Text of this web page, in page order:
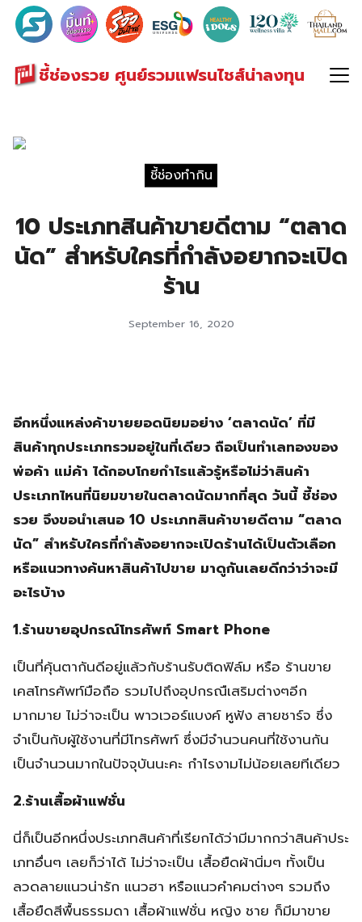
ชี้ช่องรวย ศูนย์รวมแฟรนไชส์น่าลงทุน
Search
for:
ชี้ช่องทำกิน
10 ประเภทสินค้าขายดีตาม “ตลาด
นัด” สำหรับใครที่กำลังอยากจะเปิด
ร้าน
September 16, 2020
อีกหนึ่งแหล่งค้าขายยอดนิยมอย่าง ‘ตลาดนัด’ ที่มี
สินค้าทุกประเภทรวมอยู่ในที่เดียว ถือเป็นทำเลทองของ
พ่อค้า แม่ค้า ได้กอบโกยกำไรแล้วรู้หรือไม่ว่าสินค้า
ประเภทไหนที่นิยมขายในตลาดนัดมากที่สุด วันนี้ ชี้ช่อง
รวย จึงขอนำเสนอ 10 ประเภทสินค้าขายดีตาม “ตลาด
นัด” สำหรับใครที่กำลังอยากจะเปิดร้านได้เป็นตัวเลือก
หรือแนวทางค้นหาสินค้าไปขาย มาดูกันเลยดีกว่าว่าจะมี
อะไรบ้าง
1.ร้านขายอุปกรณ์โทรศัพท์ Smart Phone
เป็นที่คุ้นตากันดีอยู่แล้วกับร้านรับติดฟิล์ม หรือ ร้านขาย
เคสโทรศัพท์มือถือ รวมไปถึงอุปกรณืเสริมต่างๆอีก
มากมาย ไม่ว่าจะเป็น พาวเวอร์แบงค์ หูฟัง สายชาร์จ ซึ่ง
จำเป็นกับผู้ใช้งานที่มีโทรศัพท์ ซึ่งมีจำนวนคนที่ใช้งานกัน
เป็นจำนวนมากในปัจจุบันนะคะ กำไรงามไม่น้อยเลยทีเดียว
2.ร้านเสื้อผ้าแฟชั่น
นี่ก็เป็นอีกหนึ่งประเภทสินค้าที่เรียกได้ว่ามีมากกว่าสินค้าประ
เภทอื่นๆ เลยก็ว่าได้ ไม่ว่าจะเป็น เสื้อยืดผ้านิ่มๆ ทั้งเป็น
ลวดลายแนวน่ารัก แนวฮา หรือแนวคำคมต่างๆ รวมถึง
เสื้อยืดสีพื้นธรรมดา เสื้อผ้าแฟชั่น หญิง ชาย ก็มีมาขาย